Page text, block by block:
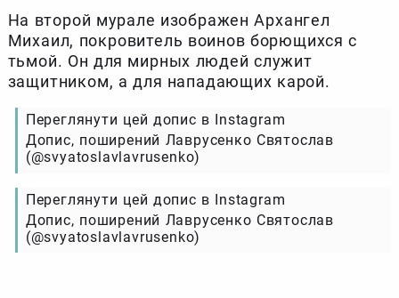
На второй мурале изображен Архангел
Михаил, покровитель воинов борющихся с
тьмой. Он для мирных людей служит
защитником, а для нападающих карой.
Переглянути цей допис в Instagram
Допис, поширений Лаврусенко Святослав
(@svyatoslavlavrusenko)
Переглянути цей допис в Instagram
Допис, поширений Лаврусенко Святослав
(@svyatoslavlavrusenko)